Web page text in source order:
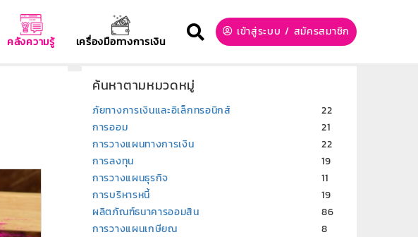
คลังความรู้ เครื่องมือทางการเงิน
เข้าสู่ระบบ / สมัครสมาชิก
ค้นหาตามหมวดหมู่
ภัยทางการเงินและอิเล็กทรอนิกส์
22
การออม
21
การวางแผนทางการเงิน
22
การลงทุน
19
การวางแผนธุรกิจ
11
การบริหารหนี้
19
ผลิตภัณฑ์ธนาคารออมสิน
86
การวางแผนเกษียณ
8